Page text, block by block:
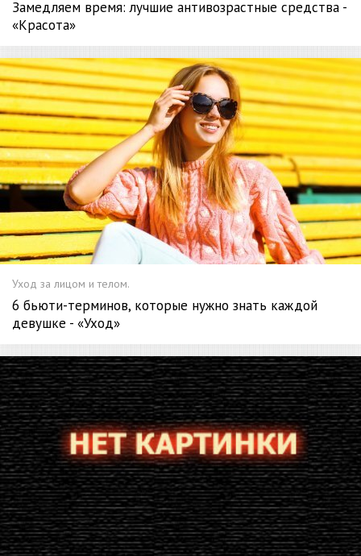
Замедляем время: лучшие антивозрастные средства -
«Красота»
Уход за лицом и телом.
6 бьюти-терминов, которые нужно знать каждой
девушке - «Уход»